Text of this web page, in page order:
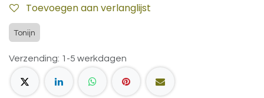
Toevoegen aan verlanglijst
Tonijn
Verzending: 1-5 werkdagen